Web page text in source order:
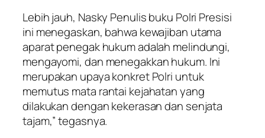
Lebih jauh, Nasky Penulis buku Polri Presisi
ini menegaskan, bahwa kewajiban utama
aparat penegak hukum adalah melindungi,
mengayomi, dan menegakkan hukum. Ini
merupakan upaya konkret Polri untuk
memutus mata rantai kejahatan yang
dilakukan dengan kekerasan dan senjata
tajam,” tegasnya.